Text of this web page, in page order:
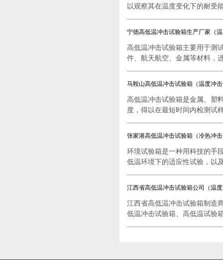
以观察其在温度变化下的耐受
宁德高低温冲击试验箱生产厂家（
高低温冲击试验箱主要用于测
件、航天航空、金属等材料，
马鞍山高低温冲击试验箱（温度冲
高低温冲击试验箱是金属、塑
度，得以在最短时间内检测试
张家港高低温冲击试验箱（冷热冲
环境试验箱是一种用科技的手
低温环境下的适应性试验，以
江西省高低温冲击试验箱公司（温
江西省高低温冲击试验箱制造
低温冲击试验箱、高低温试验